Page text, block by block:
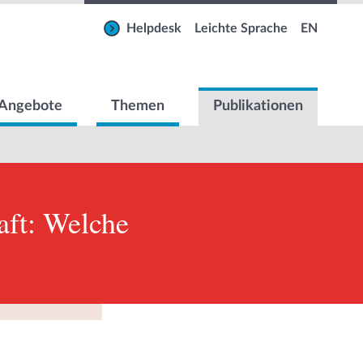
Themen Publikationen
Helpdesk Leichte Sprache EN
Welche